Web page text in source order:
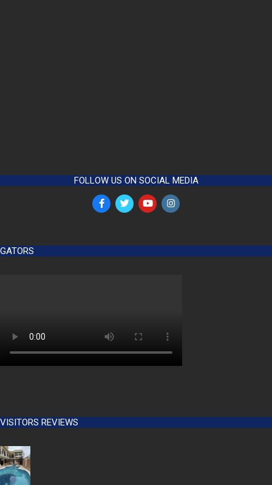
FOLLOW US ON SOCIAL MEDIA
GATORS
VISITORS REVIEWS